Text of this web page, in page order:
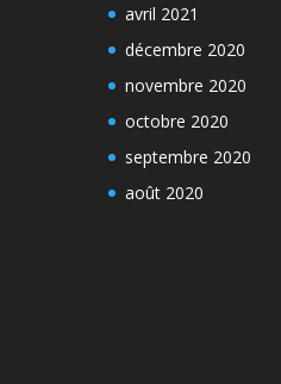
avril 2021
décembre 2020
novembre 2020
octobre 2020
septembre 2020
août 2020